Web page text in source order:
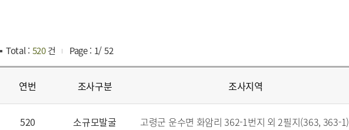
Total : 520건 Page : 1/52
연번 조사구분 조사지역
520 소규모발굴 고령군 운수면 화암리 362-1번지 외 2필지(363, 363-1)